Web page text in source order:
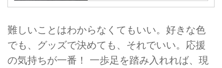
どぶっちゃけ“8耐”ってどうなの？雰囲
気や見どころを事前に知っておきた
い！ この連載ではそんなご要望にお答
えするため、“鈴鹿8耐”参加経験者にイ
ンタビューしていきます。経験者の意
難しいことはわからなくてもいい。好きな色
でも、グッズで決めても、それでいい。応援
の気持ちが一番！ 一歩足を踏み入れれば、現